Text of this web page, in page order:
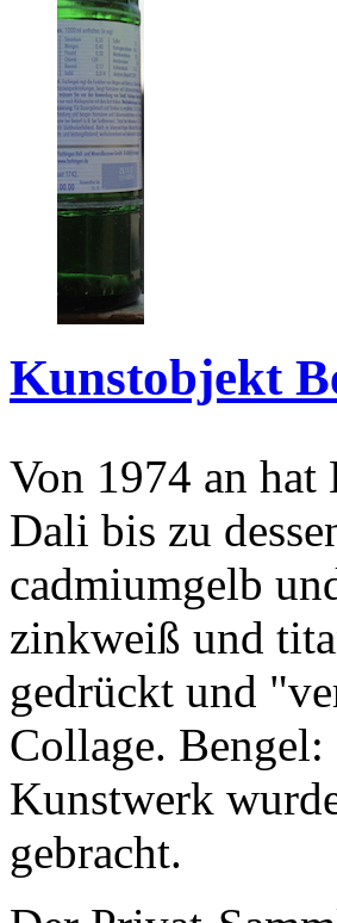
Kunstobjekt
Von 1974 an hat
Dali bis zu
cadmiumgelb
zinkweiß und
gedrückt und
Collage. Bengel:
Kunstwerk
gebracht.